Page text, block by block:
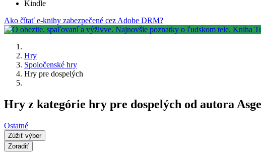
Kindle
Ako čítať e-knihy zabezpečené cez Adobe DRM?
Hry
Spoločenské hry
Hry pre dospelých
Hry z kategórie hry pre dospelých od autora
Ostatné
Zúžiť výber
Zoradiť